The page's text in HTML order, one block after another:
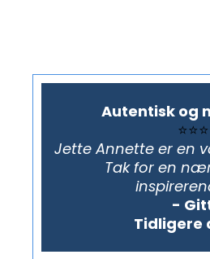
Autentisk
Jette Annette er en
Tak for en
-
Tidligere